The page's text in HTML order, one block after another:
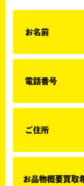
お名前
電話番号
ご住所
お品物概要買取